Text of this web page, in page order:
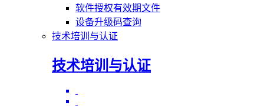
软件授权有效期文件
设备升级码查询
技术培训与认证
技术培训与认证